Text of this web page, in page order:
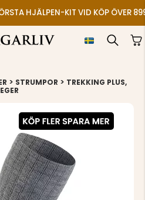
HJÄLPEN-KIT VID KÖP ÖVER
> STRUMPOR > TREKKING PLUS,